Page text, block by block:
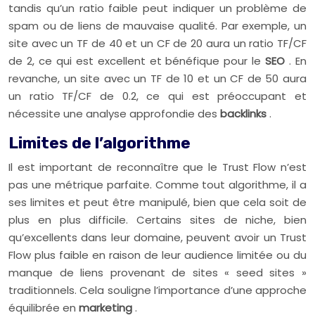
tandis qu’un ratio faible peut indiquer un problème de
spam ou de liens de mauvaise qualité. Par exemple, un
site avec un TF de 40 et un CF de 20 aura un ratio TF/CF
de 2, ce qui est excellent et bénéfique pour leSEO. En
revanche, un site avec un TF de 10 et un CF de 50 aura
un ratio TF/CF de 0.2, ce qui est préoccupant et
nécessite une analyse approfondie des backlinks.
Limites de l’algorithme
Il est important de reconnaître que le Trust Flow n’est
pas une métrique parfaite. Comme tout algorithme, il a
ses limites et peut être manipulé, bien que cela soit de
plus en plus difficile. Certains sites de niche, bien
qu’excellents dans leur domaine, peuvent avoir un Trust
Flow plus faible en raison de leur audience limitée ou du
manque de liens provenant de sites « seed sites »
traditionnels. Cela souligne l’importance d’une approche
équilibrée en marketing.